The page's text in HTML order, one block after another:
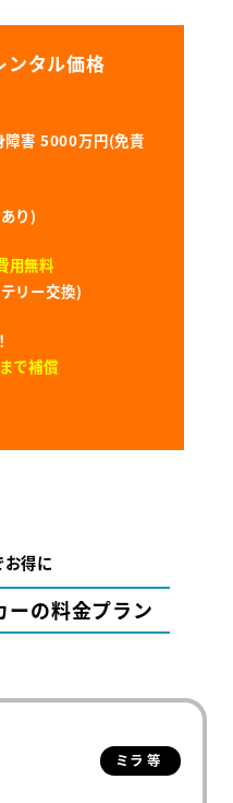
ンタル価格
障害 5000万円(免責
り)
用無料
リー交換)
で補償
得に
ーの料金プラン
ミラ 等